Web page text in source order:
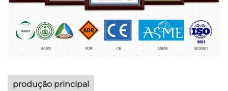
produção principal